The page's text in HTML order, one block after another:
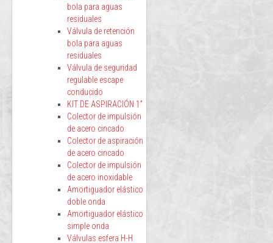
bola para aguas
residuales
Válvula de retención
bola para aguas
residuales
Válvula de seguridad
regulable escape
conducido
KIT DE ASPIRACIÓN 1”
Colector de impulsión
de acero cincado
Colector de aspiración
de acero cincado
Colector de impulsión
de acero inoxidable
Amortiguador elástico
doble onda
Amortiguador elástico
simple onda
Válvulas esfera H-H